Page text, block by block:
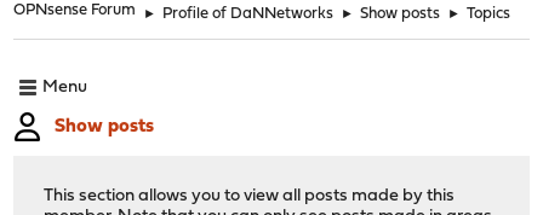
OPNsense Forum ► Profile of DaNNetworks ► Show posts ► Topics
Menu
Show posts
This section allows you to view all posts made by this